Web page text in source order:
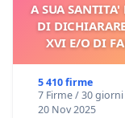
A SUA SANTITA'
DI
XVI E/O DI
5 410 firme
7 Firme / 30 giorni
20 Nov 2025